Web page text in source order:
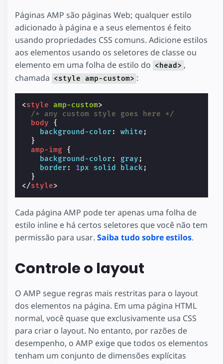
Páginas AMP são páginas Web; qualquer estilo
adicionado à página e a seus elementos é feito
usando propriedades CSS comuns. Adicione estilos
aos elementos usando os seletores de classe ou
elemento em uma folha de estilo do <head> ,
chamada <style amp-custom> :
<style amp-custom>
/* any custom style goes here */
body
{
background-color : white ;
}
amp-img
{
background-color : gray ;
border : 1px solid black ;
}
</style>
Cada página AMP pode ter apenas uma folha de
estilo inline e há certos seletores que você não tem
permissão para usar. Saiba tudo sobre estilos.
Controle o layout
O AMP segue regras mais restritas para o layout
dos elementos na página. Em uma página HTML
normal, você quase que exclusivamente usa CSS
para criar o layout. No entanto, por razões de
desempenho, o AMP exige que todos os elementos
tenham um conjunto de dimensões explícitas